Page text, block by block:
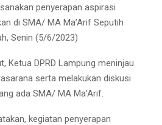
penyerapan aspirasi
di SMA/ MA Ma’Arif Seputih
Senin (5/6/2023)
Ketua DPRD Lampung meninjau
serta melakukan diskusi
ada SMA/ MA Ma’Arif.
kegiatan penyerapan